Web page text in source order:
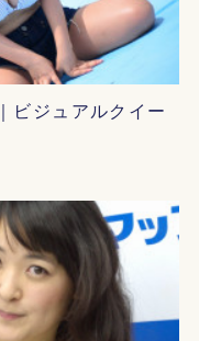
ビジュアルクイー